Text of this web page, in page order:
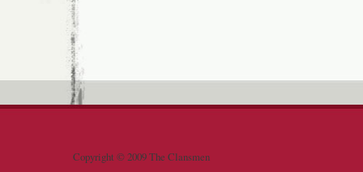
Copyright © 2009 The Clansmen